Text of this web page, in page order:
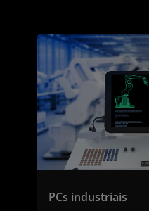
PCs industriais